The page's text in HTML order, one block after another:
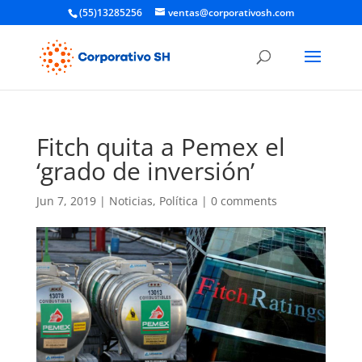
(55)13285256 ventas@corporativosh.com
Fitch quita a Pemex el
‘grado de inversión’
Jun 7, 2019| Noticias, Política | 0 comments